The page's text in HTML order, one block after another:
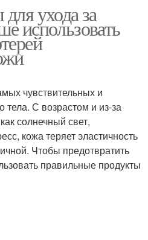
ухода за
использовать
чувствительных и
тела. С возрастом и из-за
солнечный свет,
кожа теряет эластичность
Чтобы предотвратить
правильные продукты